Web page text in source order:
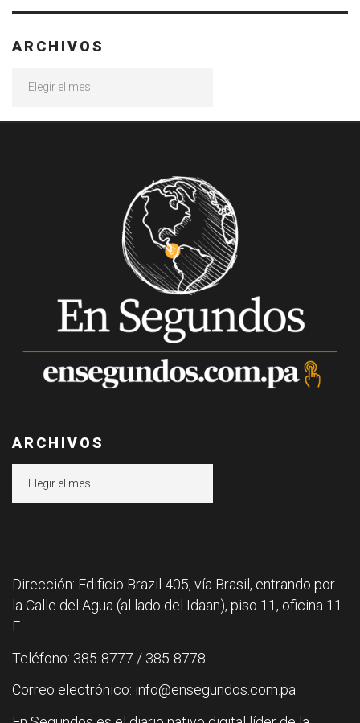
ARCHIVOS
ARCHIVOS
Dirección: Edificio Brazil 405, vía Brasil, entrando por
la Calle del Agua (al lado del Idaan), piso 11, oficina 11
F.
Teléfono: 385-8777 / 385-8778
Correo electrónico: info@ensegundos.com.pa